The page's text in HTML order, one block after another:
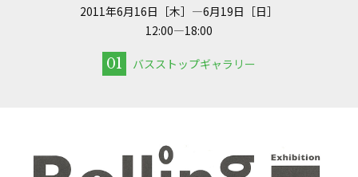
2011年6月16日［木］—6月19日［日］
12:00—18:00
01 バスストップギャラリー